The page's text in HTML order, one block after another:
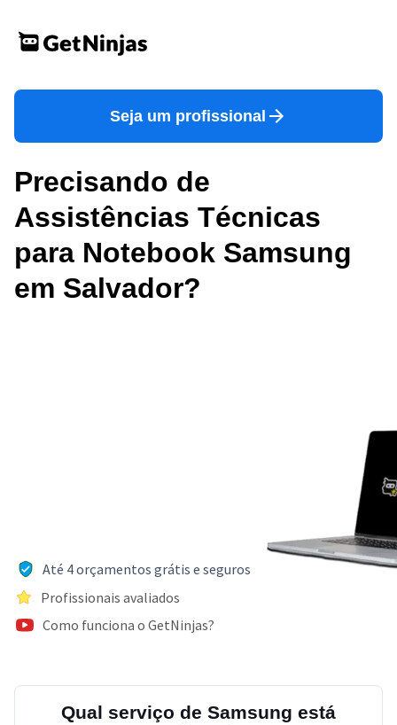
Seja um profissional
Precisando de
Assistências Técnicas
para Notebook Samsung
em Salvador?
Até 4 orçamentos grátis e seguros
Profissionais avaliados
Como funciona o GetNinjas?
Qual serviço de Samsung está